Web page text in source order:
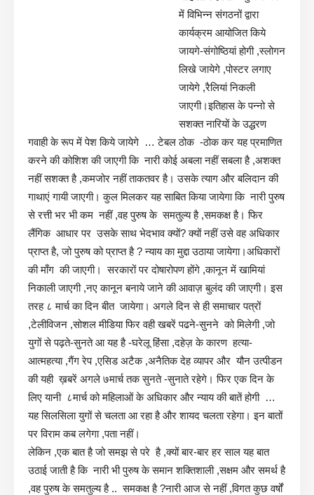
में विभिन्न संगठनों द्वारा
कार्यक्रम आयोजित किये
जायगे-संगोष्ठियां होगी ,स्लोगन
लिखे जायेगे ,पोस्टर लगाए
जायेगे ,रैलियां निकली
जाएगी।इतिहास के पन्नो से
सशक्त नारियों के उद्धरण
गवाही के रूप में पेश किये जायेगे … टेबल ठोक -ठोक कर यह प्रमाणित
करने की कोशिश की जाएगी कि नारी कोई अबला नहीं सबला है ,अशक्त
नहीं सशक्त है ,कमजोर नहीं ताकतवर है। उसके त्याग और बलिदान की
गाथाएं गायी जाएगी। कुल मिलकर यह साबित किया जायेगा कि नारी पुरुष
से रत्ती भर भी कम नहीं ,वह पुरुष के समतुल्य है ,समकक्ष है। फिर
लैंगिक आधार पर उसके साथ भेदभाव क्यों? क्यों नहीं उसे वह अधिकार
प्राप्त है, जो पुरुष को प्राप्त है ? न्याय का मुद्दा उठाया जायेगा।अधिकारों
की माँग की जाएगी। सरकारों पर दोषारोपण होंगे ,कानून में खामियां
निकाली जाएगी ,नए कानून बनाये जाने की आवाज़ बुलंद की जाएगी। इस
तरह ८ मार्च का दिन बीत जायेगा। अगले दिन से ही समाचार पत्रों
,टेलीविजन ,सोशल मीडिया फिर वही खबरें पढने-सुनने को मिलेगी ,जो
युगों से पढ़ते-सुनते आ यह है -घरेलू हिंसा ,दहेज़ के कारण हत्या-
आत्महत्या ,गैंग रेप ,एसिड अटैक ,अनैतिक देह व्यापर और यौन उत्पीडन
की यही ख़बरें अगले ७मार्च तक सुनते -सुनाते रहेगे। फिर एक दिन के
लिए यानी ८मार्च को महिलाओं के अधिकार और न्याय की बातें होगी …
यह सिलसिला युगों से चलता आ रहा है और शायद चलता रहेगा। इन बातों
पर विराम कब लगेगा ,पता नहीं।
लेकिन ,एक बात है जो समझ से परे है ,क्यों बार-बार हर साल यह बात
उठाई जाती है कि नारी भी पुरुष के समान शक्तिशाली ,सक्षम और समर्थ है
,वह पुरुष के समतुल्य है .. समकक्ष है ?नारी आज से नहीं ,विगत कुछ वर्षों